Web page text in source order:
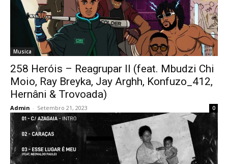
Musica
258 Heróis – Reagrupar II (feat. Mbudzi Chi
Moio, Ray Breyka, Jay Arghh, Konfuzo_412,
Hernâni & Trovoada)
Admin - Setembro 21, 2023 0